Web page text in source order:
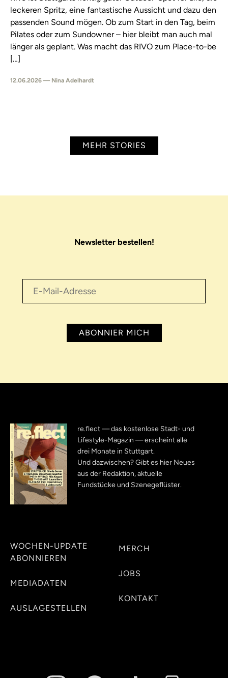
leckeren Spritz, eine fantastische Aussicht und dazu den
passenden Sound mögen. Ob zum Start in den Tag, beim
Pilates oder zum Sundowner – hier bleibt man auch mal
länger als geplant. Was macht das RIVO zum Place-to-be
[…]
12.06.2026 — Nina Adelhardt
MEHR STORIES
Newsletter bestellen!
re.flect — das kostenlose Stadt- und
Lifestyle-Magazin — erscheint alle
drei Monate in Stuttgart.
Und dazwischen? Gibt es hier Neues
aus der Redaktion, aktuelle
Fundstücke und Szenegeflüster.
WOCHEN-UPDATE
ABONNIEREN
MEDIADATEN
AUSLAGESTELLEN
MERCH
JOBS
KONTAKT